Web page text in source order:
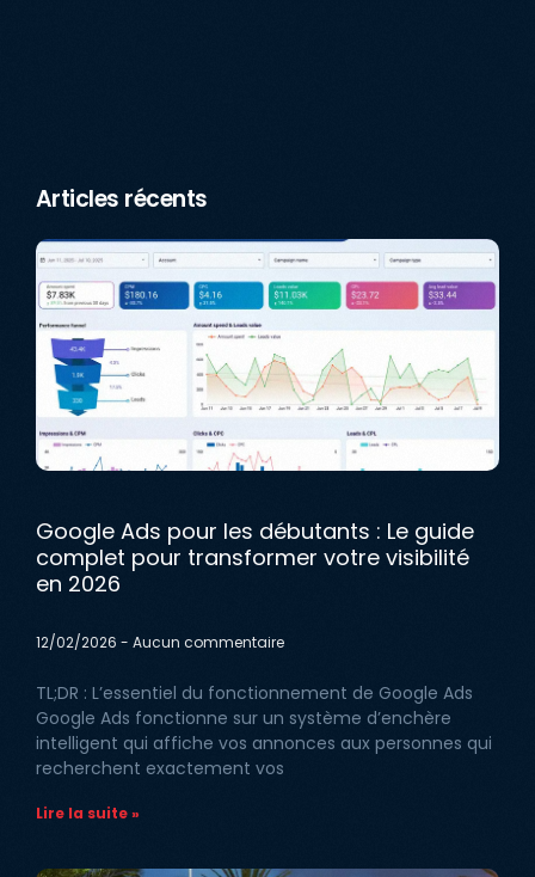
Articles récents
Google Ads pour les débutants : Le guide
complet pour transformer votre visibilité
en 2026
12/02/2026 Aucun commentaire
TL;DR : L’essentiel du fonctionnement de Google Ads
Google Ads fonctionne sur un système d’enchère
intelligent qui affiche vos annonces aux personnes qui
recherchent exactement vos
Lire la suite »